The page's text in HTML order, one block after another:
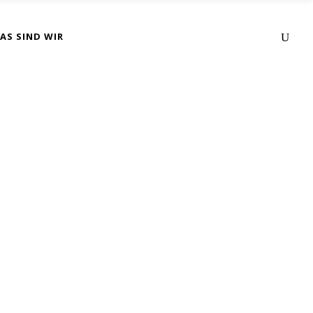
SIND WIR